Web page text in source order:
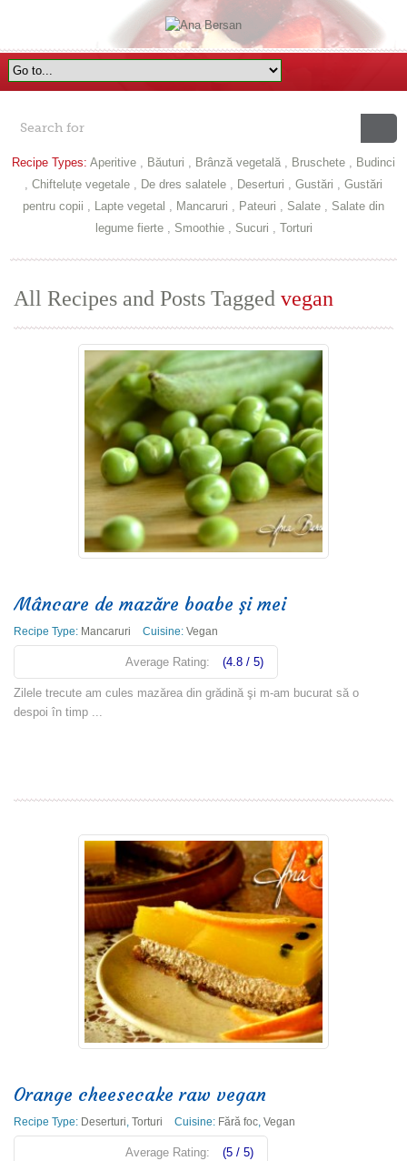
Recipe Types: Aperitive , Băuturi , Brânză vegetală , Bruschete , Budinci
, Chifteluțe vegetale , De dres salatele , Deserturi , Gustări , Gustări
pentru copii , Lapte vegetal , Mancaruri , Pateuri , Salate , Salate din
legume fierte, Smoothie, Sucuri , Torturi
All Recipes and Posts Taggedvegan
Mâncare de mazăre boabe şi mei
Recipe Type: Mancaruri Cuisine:Vegan
Average Rating: (4.8 / 5)
Zilele trecute am cules mazărea din grădină şi m-am bucurat să o
despoi în timp ...
Orange cheesecake raw vegan
Recipe Type: Deserturi,Torturi Cuisine: Fără foc,Vegan
Average Rating: (5 / 5)